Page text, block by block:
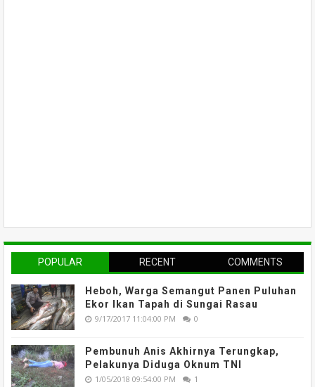
POPULAR RECENT COMMENTS
Heboh, Warga Semangut Panen Puluhan
Ekor Ikan Tapah di Sungai Rasau
9/17/2017 11:04:00 PM 0
Pembunuh Anis Akhirnya Terungkap,
Pelakunya Diduga Oknum TNI
1/05/2018 09:54:00 PM 1